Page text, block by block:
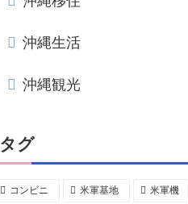
沖縄生活
沖縄観光
タグ
コンビニ 米軍基地 米軍機